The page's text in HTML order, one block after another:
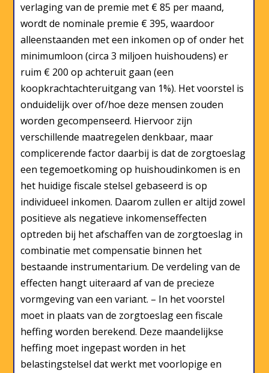
verlaging van de premie met € 85 per maand,
wordt de nominale premie € 395, waardoor
alleenstaanden met een inkomen op of onder het
minimumloon (circa 3 miljoen huishoudens) er
ruim € 200 op achteruit gaan (een
koopkrachtachteruitgang van 1%). Het voorstel is
onduidelijk over of/hoe deze mensen zouden
worden gecompenseerd. Hiervoor zijn
verschillende maatregelen denkbaar, maar
complicerende factor daarbij is dat de zorgtoeslag
een tegemoetkoming op huishoudinkomen is en
het huidige fiscale stelsel gebaseerd is op
individueel inkomen. Daarom zullen er altijd zowel
positieve als negatieve inkomenseffecten
optreden bij het afschaffen van de zorgtoeslag in
combinatie met compensatie binnen het
bestaande instrumentarium. De verdeling van de
effecten hangt uiteraard af van de precieze
vormgeving van een variant. – In het voorstel
moet in plaats van de zorgtoeslag een fiscale
heffing worden berekend. Deze maandelijkse
heffing moet ingepast worden in het
belastingstelsel dat werkt met voorlopige en